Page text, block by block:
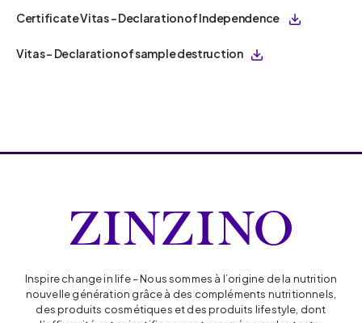
Certificate Vitas – Declaration of Independence
Vitas - Declaration of sample destruction
Inspire change in life – Nous sommes à l’origine de la nutrition
nouvelle génération grâce à des compléments nutritionnels,
des produits cosmétiques et des produits lifestyle, dont